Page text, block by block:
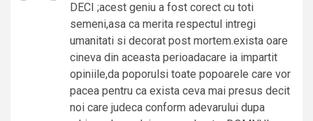
DECI ;acest geniu a fost corect cu toti
semeni,asa ca merita respectul intregi
umanitati si decorat post mortem.exista oare
cineva din aceasta perioadacare ia impartit
opiniile,da poporulsi toate popoarele care vor
pacea pentru ca exista ceva mai presus decit
noi care judeca conform adevarului dupa